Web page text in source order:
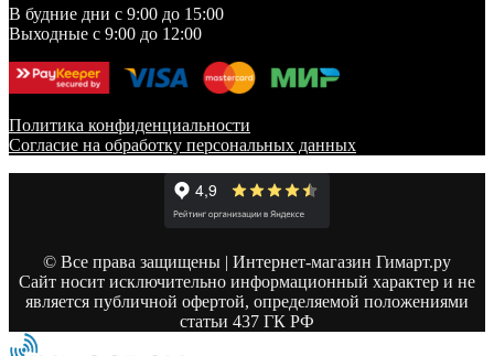
В будние дни с 9:00 до 15:00
Выходные с 9:00 до 12:00
Политика конфиденциальности
Согласие на обработку персональных данных
© Все права защищены | Интернет-магазин Гимарт.ру
Сайт носит исключительно информационный характер и не
является публичной офертой, определяемой положениями
статьи 437 ГК РФ